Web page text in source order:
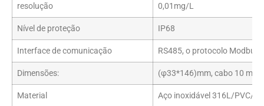
resolução 0,01mg/L
Nível de proteção IP68
Interface de comunicação RS485, o protocolo Modbus
Dimensões: (φ33*146)mm, cabo 10
Material Aço inoxidável 316L/PVC/